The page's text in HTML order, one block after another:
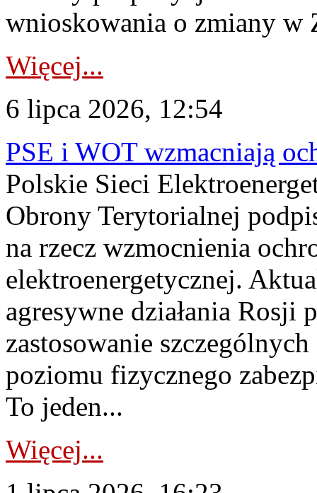
wnioskowania o zmiany w
Więcej...
6 lipca 2026, 12:54
PSE i WOT wzmacniają
Polskie Sieci
Obrony Terytorialnej
na rzecz wzmocnienia
elektroenergetycznej.
agresywne działania Rosji
zastosowanie
poziomu fizycznego
To jeden...
Więcej...